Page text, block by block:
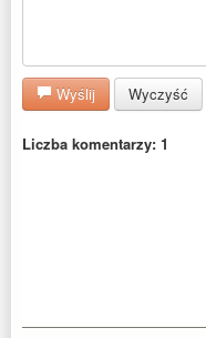
Wyślij Wyczyść
Liczba komentarzy: 1